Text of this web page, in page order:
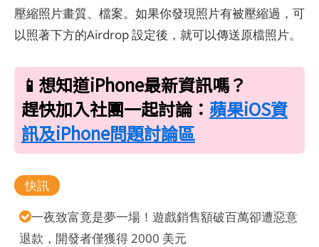
壓縮照片畫質、檔案。如果你發現照片有被壓縮過，可
以照著下方的Airdrop 設定後，就可以傳送原檔照片。
📱想知道iPhone最新資訊嗎？
趕快加入社團一起討論： 蘋果iOS資
訊及iPhone問題討論區
快訊
一夜致富竟是夢一場！遊戲銷售額破百萬卻遭惡意
退款，開發者僅獲得 2000 美元